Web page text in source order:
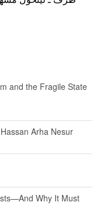
and the Fragile State
Arha Nesur
Why It Must